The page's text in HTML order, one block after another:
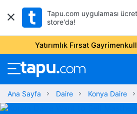
Tapu.com uygulaması
store'da!
Yatırımlık Fırsat
Ana Sayfa Daire Konya Daire